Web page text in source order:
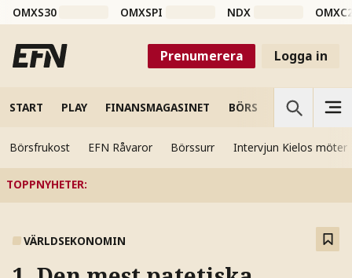
OMXS30 OMXSPI NDX
Prenumerera Logga in
START PLAY FINANSMAGASINET BÖRS VETENSKAP
Börsfrukost EFN Råvaror Börssurr Intervjun Kielos möter
TOPPNYHETER:
VÄRLDSEKONOMIN